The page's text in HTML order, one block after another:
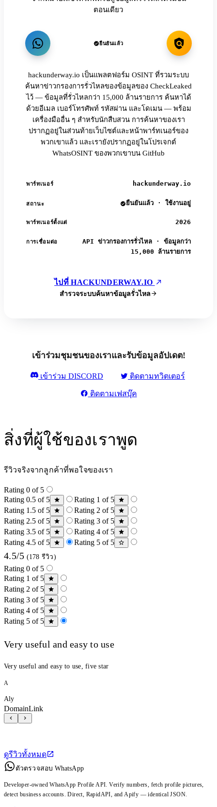
ตอนเดียว
ยืนยันแล้ว
hackunderway.io เป็นแพลตฟอร์ม OSINT ที่รวมระบบ
ค้นหาข่าวกรองการรั่วไหลของข้อมูลของ CheckLeaked
ไว้ — ข้อมูลที่รั่วไหลกว่า 15,000 ล้านรายการ ค้นหาได้
ด้วยอีเมล เบอร์โทรศัพท์ รหัสผ่าน และโดเมน — พร้อม
เครื่องมืออื่น ๆ สำหรับนักสืบสวน การค้นหาของเรา
ปรากฏอยู่ในส่วนท้ายเว็บไซต์และหน้าพาร์ทเนอร์ของ
พวกเขาแล้ว และเรายังปรากฏอยู่ในโปรเจกต์
WhatsOSINT ของพวกเขาบน GitHub
พาร์ทเนอร์ hackunderway.io
สถานะ ยืนยันแล้ว · ใช้งานอยู่
พาร์ทเนอร์ตั้งแต่ 2026
การเชื่อมต่อ
API ข่าวกรองการรั่วไหล · ข้อมูลกว่า
15,000 ล้านรายการ
ไปที่ HACKUNDERWAY.IO
สำรวจระบบค้นหาข้อมูลรั่วไหล
เข้าร่วมชุมชนของเราและรับข้อมูลอัปเดต!
เข้าร่วม DISCORD ติดตามทวิตเตอร์
ติดตามเฟสบุ๊ค
สิ่งที่ผู้ใช้ของเราพูด
รีวิวจริงจากลูกค้าที่พอใจของเรา
Rating 0 of 5
Rating 0.5 of 5
Rating 1 of 5
Rating 1.5 of 5
Rating 2 of 5
Rating 2.5 of 5
Rating 3 of 5
Rating 3.5 of 5
Rating 4 of 5
Rating 4.5 of 5
Rating 5 of 5
4.5/5 (178 รีวิว)
Rating 0 of 5
Rating 1 of 5
Rating 2 of 5
Rating 3 of 5
Rating 4 of 5
Rating 5 of 5
Very useful and easy to use
Very useful and easy to use, five star
A
Aly
DomainLink
ดูรีวิวทั้งหมด
ตัวตรวจสอบ WhatsApp
Developer-owned WhatsApp Profile API. Verify numbers, fetch profile pictures,
detect business accounts. Direct, RapidAPI, and Apify — identical JSON.